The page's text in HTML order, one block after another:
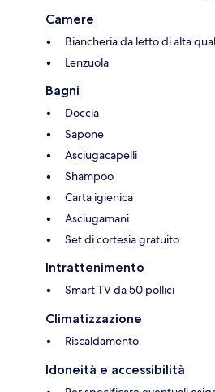
Camere
Biancheria da letto di alta
Lenzuola
Bagni
Doccia
Sapone
Asciugacapelli
Shampoo
Carta igienica
Asciugamani
Set di cortesia gratuito
Intrattenimento
Smart TV da 50 pollici
Climatizzazione
Riscaldamento
Idoneità e accessibilità